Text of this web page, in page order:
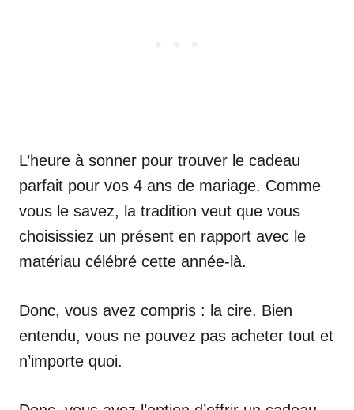
L’heure à sonner pour trouver le cadeau
parfait pour vos 4 ans de mariage. Comme
vous le savez, la tradition veut que vous
choisissiez un présent en rapport avec le
matériau célébré cette année-là.
Donc, vous avez compris : la cire. Bien
entendu, vous ne pouvez pas acheter tout et
n’importe quoi.